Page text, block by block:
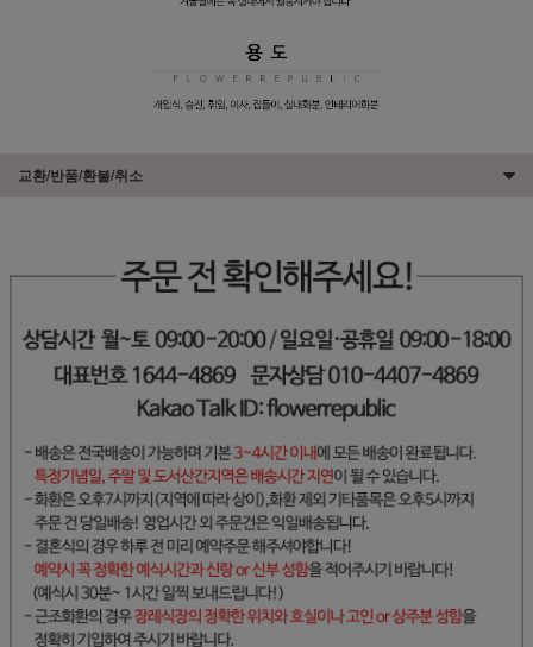
교환/반품/환불/취소